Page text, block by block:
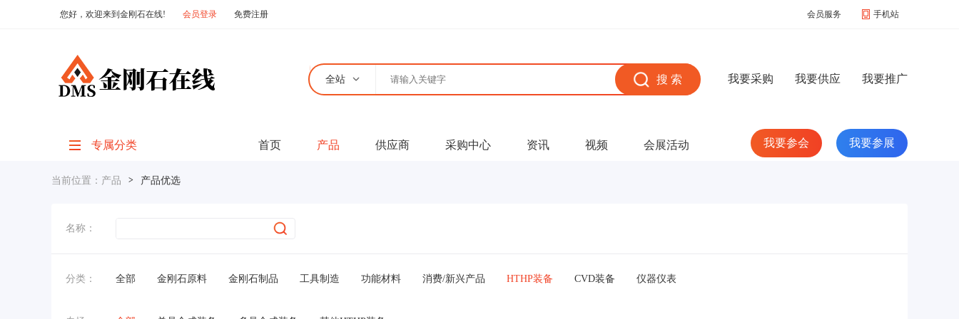
您好，欢迎来到金刚石在线! 会员登录 免费注册 会员服务 手机站
全站 我要采购 我要供应 我要推广
专属分类 首页 产品 供应商 采购中心 资讯 视频 会展活动 我要参会 我要参展
当前位置： 产品 > 产品优选
名称：
分类： 全部 金刚石原料 金刚石制品 工具制造 功能材料 消费/新兴产品 HTHP装备 CVD装备 仪器仪表